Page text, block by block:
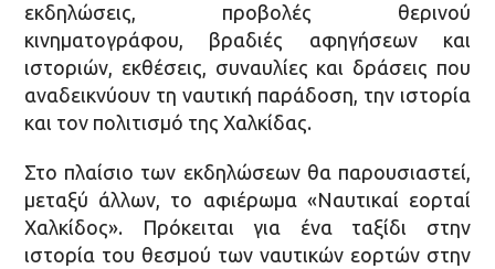
εκδηλώσεις, προβολές θερινού
κινηματογράφου, βραδιές αφηγήσεων και
ιστοριών, εκθέσεις, συναυλίες και δράσεις που
αναδεικνύουν τη ναυτική παράδοση, την ιστορία
και τον πολιτισμό της Χαλκίδας.
Στο πλαίσιο των εκδηλώσεων θα παρουσιαστεί,
μεταξύ άλλων, το αφιέρωμα «Ναυτικαί εορταί
Χαλκίδος». Πρόκειται για ένα ταξίδι στην
ιστορία του θεσμού των ναυτικών εορτών στην